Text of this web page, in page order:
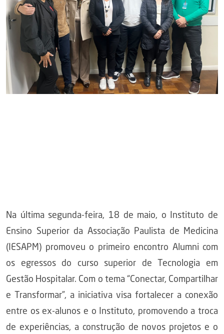
Na última segunda-feira, 18 de maio, o Instituto de
Ensino Superior da Associação Paulista de Medicina
(IESAPM) promoveu o primeiro encontro Alumni com
os egressos do curso superior de Tecnologia em
Gestão Hospitalar. Com o tema “Conectar, Compartilhar
e Transformar”, a iniciativa visa fortalecer a conexão
entre os ex-alunos e o Instituto, promovendo a troca
de experiências, a construção de novos projetos e o